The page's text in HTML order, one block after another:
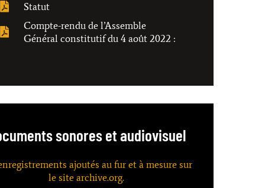
Statut
Compte-rendu de l’Assemble
Général constitutif du 4 août 2022 :
sonores et audiovisuel
ajoutés au fur et à mesure sur
le site archive.org.